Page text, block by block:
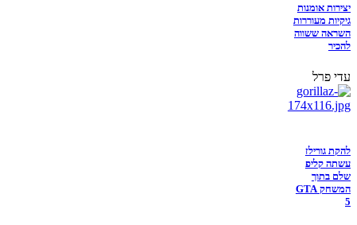
יצירות אומנות
גיקיות מעוררות
השראה ששווה
להכיר
עדי פרל
להקת גורילז
עשתה קליפ
שלם בתוך
המשחק GTA
5